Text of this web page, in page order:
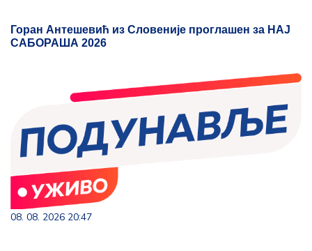
Горан Антешевић из Словеније проглашен за НАЈ
САБОРАША 2026
08. 08. 2026 20:47